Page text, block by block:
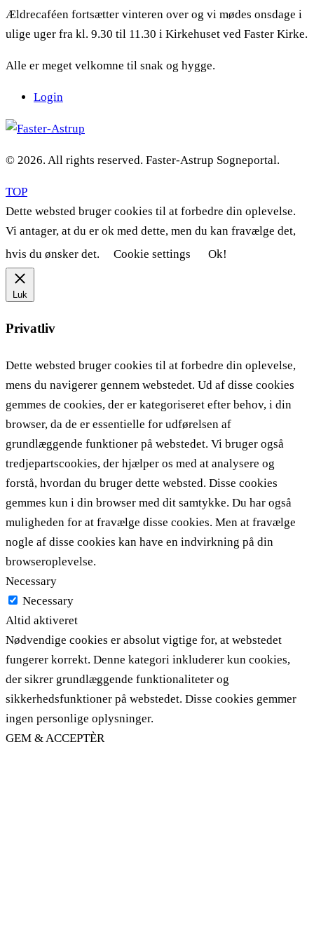
Ældrecaféen fortsætter vinteren over og vi mødes onsdage i
ulige uger fra kl. 9.30 til 11.30 i Kirkehuset ved Faster Kirke.
Alle er meget velkomne til snak og hygge.
Login
© 2026. All rights reserved. Faster-Astrup Sogneportal.
TOP
Dette websted bruger cookies til at forbedre din oplevelse.
Vi antager, at du er ok med dette, men du kan fravælge det,
hvis du ønsker det.
Cookie settings Ok!
Luk
Privatliv
Dette websted bruger cookies til at forbedre din oplevelse,
mens du navigerer gennem webstedet. Ud af disse cookies
gemmes de cookies, der er kategoriseret efter behov, i din
browser, da de er essentielle for udførelsen af ​​
grundlæggende funktioner på webstedet. Vi bruger også
tredjepartscookies, der hjælper os med at analysere og
forstå, hvordan du bruger dette websted. Disse cookies
gemmes kun i din browser med dit samtykke. Du har også
muligheden for at fravælge disse cookies. Men at fravælge
nogle af disse cookies kan have en indvirkning på din
browseroplevelse.
Necessary
Necessary
Altid aktiveret
Nødvendige cookies er absolut vigtige for, at webstedet
fungerer korrekt. Denne kategori inkluderer kun cookies,
der sikrer grundlæggende funktionaliteter og
sikkerhedsfunktioner på webstedet. Disse cookies gemmer
ingen personlige oplysninger.
GEM & ACCEPTÈR